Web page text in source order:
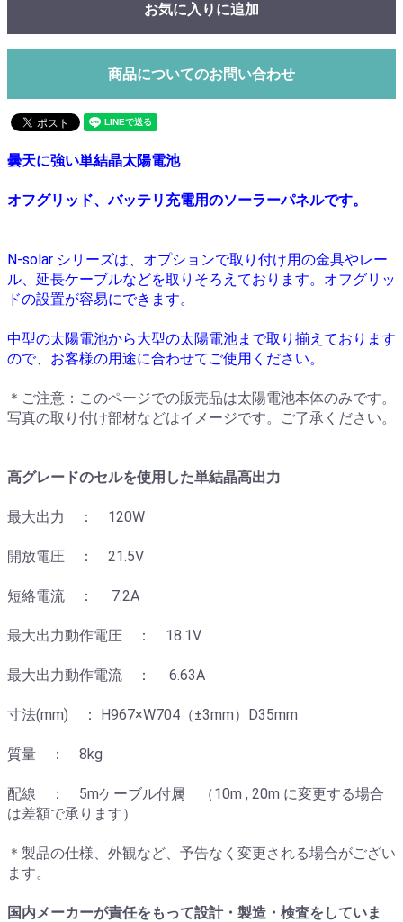
お気に入りに追加
商品についてのお問い合わせ
曇天に強い単結晶太陽電池
オフグリッド、バッテリ充電用のソーラーパネルです。
N-solar シリーズは、オプションで取り付け用の金具やレー
ル、延長ケーブルなどを取りそろえております。 オフグリッ
ドの設置が容易にできます。
中型の太陽電池から大型の太陽電池まで取り揃えております
ので、お客様の用途に合わせてご使用ください。
＊ご注意：このページでの販売品は太陽電池本体のみです。
写真の取り付け部材などはイメージです。ご了承ください。
高グレードのセルを使用した単結晶高出力
最大出力 ： 120W
開放電圧 ： 21.5V
短絡電流 ： 7.2A
最大出力動作電圧 ： 18.1V
最大出力動作電流 ： 6.63A
寸法(mm) ： H967×W704（±3mm）D35mm
質量 ： 8kg
配線 ： 5mケーブル付属 （10m , 20m に変更する場合
は差額で承ります）
＊製品の仕様、外観など、予告なく変更される場合がござい
ます。
国内メーカーが責任をもって設計・製造・検査をしていま